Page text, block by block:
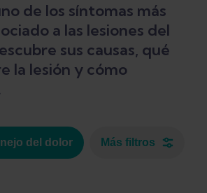
de los síntomas más
a las lesiones del
sus causas, qué
la lesión y cómo
del dolor Más filtros